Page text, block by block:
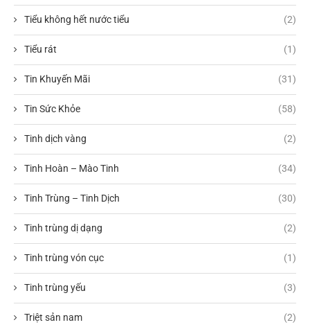
Tiểu không hết nước tiểu (2)
Tiểu rát (1)
Tin Khuyến Mãi (31)
Tin Sức Khỏe (58)
Tinh dịch vàng (2)
Tinh Hoàn – Mào Tinh (34)
Tinh Trùng – Tinh Dịch (30)
Tinh trùng dị dạng (2)
Tinh trùng vón cục (1)
Tinh trùng yếu (3)
Triệt sản nam (2)